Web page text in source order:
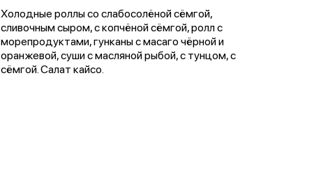
Холодные роллы со слабосолёной сёмгой,
сливочным сыром, с копчёной сёмгой, ролл с
морепродуктами, гунканы с масаго чёрной и
оранжевой, суши с масляной рыбой, с тунцом, с
сёмгой. Салат кайсо.